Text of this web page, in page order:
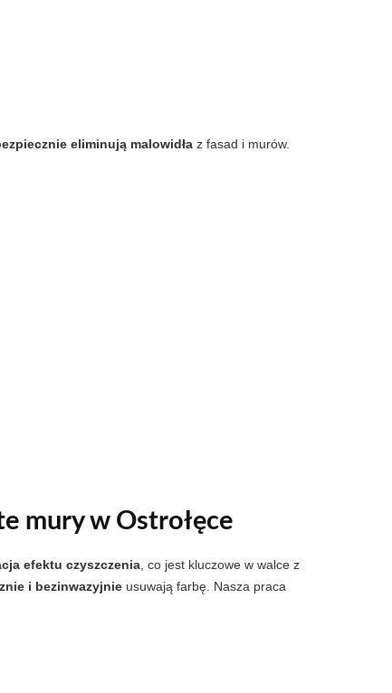
eliminują malowidła z fasad i murów.
mury w Ostrołęce
efektu czyszczenia , co jest kluczowe w walce z
i bezinwazyjnie usuwają farbę. Nasza praca